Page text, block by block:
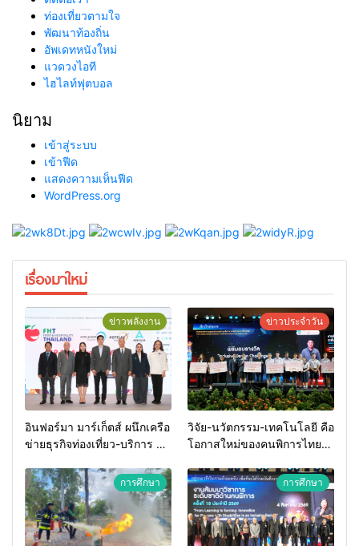
ท่องเที่ยวตามใจ
พัฒนาท้องถิ่น
อัพเดทหนังใหม่
แวดวงไอที
ไฮไลท์ฟุตบอล
นิยาม
เข้าสู่ระบบ
เข้าฟีด
แสดงความเห็นฟีด
WordPress.org
เรื่องมาใหม่
ข่าวพลังงาน
อินฟอร์มา มาร์เก็ตส์ ผนึกเครือ
ข่ายธุรกิจท่องเที่ยว-บริการ จัด
2026 เชื่อม 4 งานใหญ่ สร้าง
โอกาสธุรกิจครบวงจร ด้วย
ครับ
ข่าวประจำวัน
วิจัย-นวัตกรรม-เทคโนโลยี คือ
โอกาสใหม่ของคนพิการไทย
ประเทศ
การศึกษา การศึกษา